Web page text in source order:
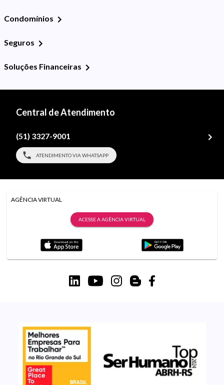
Condomínios
Seguros
Soluções Financeiras
Central de Atendimento
(51) 3327-9001
ATENDIMENTO VIA WHATSAPP
AGÊNCIA VIRTUAL
ACESSE A AGÊNCIA VIRTUAL